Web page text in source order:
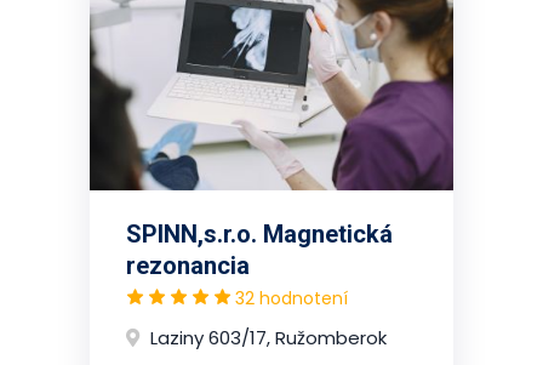
SPINN,s.r.o. Magnetická
rezonancia
32 hodnotení
Laziny 603/17, Ružomberok